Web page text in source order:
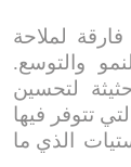
لملاحة
والتوسع.
لتحسين
تتوفر فيها
الذي ما